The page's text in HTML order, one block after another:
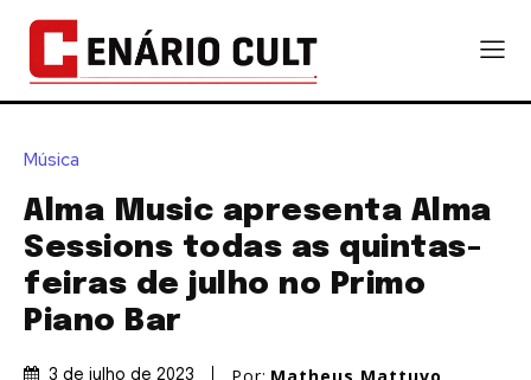
Música
Alma Music apresenta Alma
Sessions todas as quintas-
feiras de julho no Primo
Piano Bar
3 de julho de 2023 Por: Matheus Mattuvo